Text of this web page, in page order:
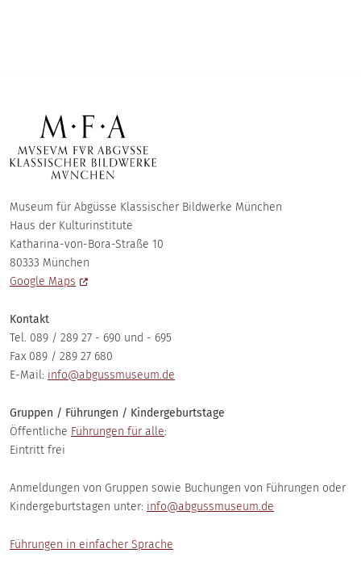
Museum für Abgüsse Klassischer Bildwerke München
Haus der Kulturinstitute
Katharina-von-Bora-Straße 10
80333 München
Google Maps
Kontakt
Tel. 089 / 289 27 - 690 und - 695
Fax 089 / 289 27 680
E-Mail: info@abgussmuseum.de
Gruppen / Führungen / Kindergeburtstage
Öffentliche Führungen für alle:
Eintritt frei
Anmeldungen von Gruppen sowie Buchungen von Führungen oder
Kindergeburtstagen unter: info@abgussmuseum.de
Führungen in einfacher Sprache